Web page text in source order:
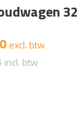
excl. btw
incl. btw